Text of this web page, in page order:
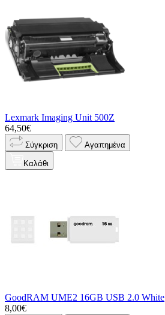
Lexmark Imaging Unit 500Z
64,50€
Σύγκριση Αγαπημένα
Καλάθι
GoodRAM UME2 16GB USB 2.0 White
8,00€